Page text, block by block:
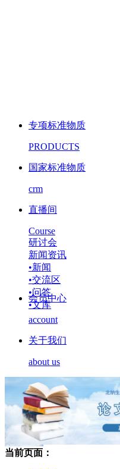
专项标准物质
PRODUCTS
国家标准物质
crm
直播间
Course
研讨会
新闻资讯
•新闻
•交流区
•问答
•文库
会员中心
account
关于我们
about us
当前页面：